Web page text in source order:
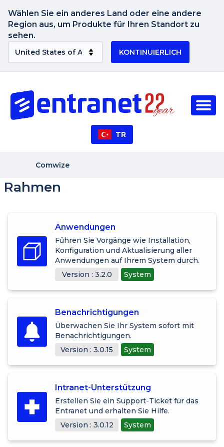
Wählen Sie ein anderes Land oder eine andere
Region aus, um Produkte für Ihren Standort zu
sehen.
KONTINUIERLICH
TR
Comwize
Rahmen
Anwendungen
Führen Sie Vorgänge wie Installation,
Konfiguration und Aktualisierung aller
Anwendungen auf Ihrem System durch.
Version : 3.2.0
System
Benachrichtigungen
Überwachen Sie Ihr System sofort mit
Benachrichtigungen.
Version : 3.0.15
System
Intranet-Unterstützung
Erstellen Sie ein Support-Ticket für das
Entranet und erhalten Sie Hilfe.
Version : 3.0.12
System